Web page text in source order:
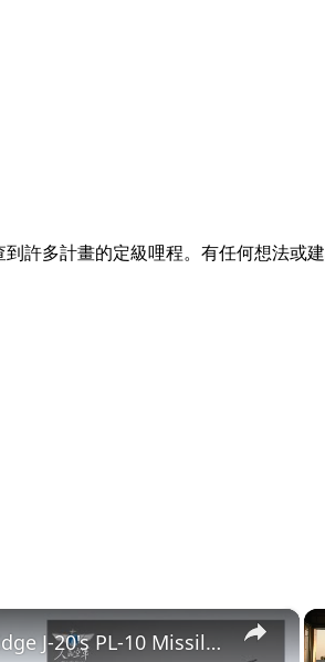
到許多計畫的定級哩程。有任何想法或
×
Rare Footage of China's Cutting-Edge J-20's PL-10 Missile Launch Revealed